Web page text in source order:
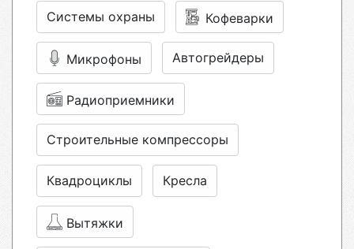
Системы охраны Кофеварки
Микрофоны Автогрейдеры
Радиоприемники
Строительные компрессоры
Квадроциклы Кресла
Вытяжки